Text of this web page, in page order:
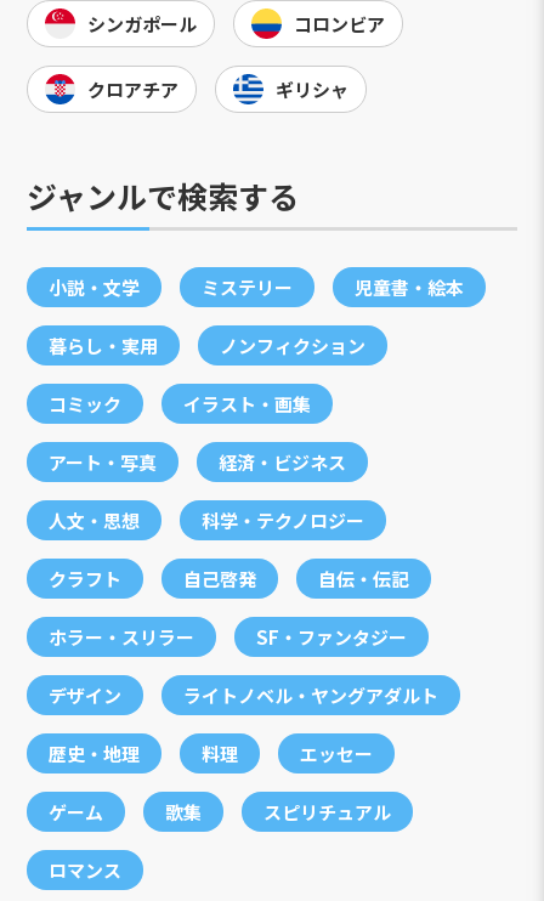
シンガポール コロンビア
クロアチア ギリシャ
ジャンルで検索する
小説・文学 ミステリー 児童書・絵本
暮らし・実用 ノンフィクション
コミック イラスト・画集
アート・写真 経済・ビジネス
人文・思想 科学・テクノロジー
クラフト 自己啓発 自伝・伝記
ホラー・スリラー SF・ファンタジー
デザイン ライトノベル・ヤングアダルト
歴史・地理 料理 エッセー
ゲーム 歌集 スピリチュアル
ロマンス